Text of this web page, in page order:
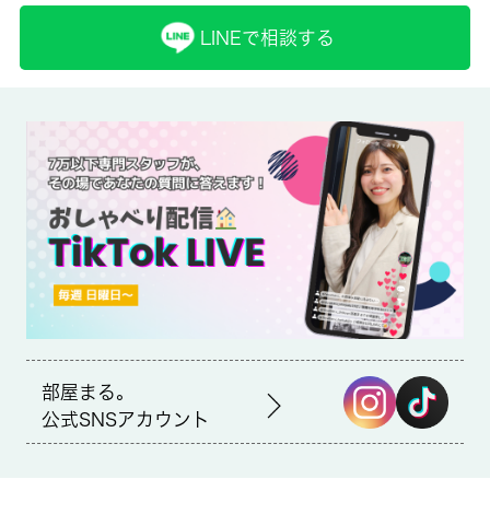
仲介
備考
ょっとした買い物に便利です。室内設備はCS・エアコン・照明付
きなどが揃っており、とても充実しています。新しく綺麗な新築
物件です。現在空家の物件です。 城南コミュニティでは、京急
本線井土ヶ谷周辺の不動産情報を取り扱っております。アクセス
良好で快適な生活をご提供いたします。
LINEで相談する
部屋まる。
公式SNSアカウント